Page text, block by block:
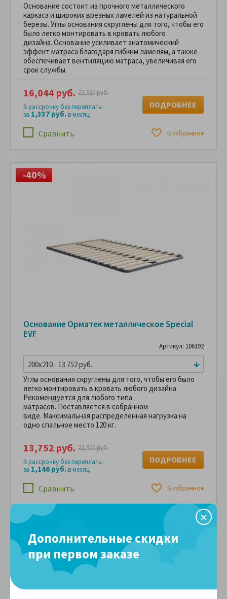
Основание состоит из прочного металлического
каркаса и широких врезных ламелей из натуральной
березы. Углы основания скруглены для того, чтобы его
было легко монтировать в кровать любого
дизайна. Основание усиливает анатомический
эффект матраса благодаря гибким ламелям, а также
обеспечивает вентиляцию матраса, увеличивая его
срок службы.
Сравнить В избранное
16,044 руб. 22,920 руб.
В рассрочку без переплаты
за 1,337 руб.в месяц
ПОДРОБНЕЕ
-40%
Основание Орматек металлическое Special
EVF
Артикул: 106192
200x210 - 13 752 руб.
Углы основания скруглены для того, чтобы его было
легко монтировать в кровать любого дизайна.
Рекомендуется для любого типа
матрасов. Поставляется в собранном
виде. Максимальная распределенная нагрузка на
одно спальное место 120 кг.
Сравнить В избранное
13,752 руб. 22,920 руб.
В рассрочку без переплаты
за 1,146 руб.в месяц
ПОДРОБНЕЕ
Дополнительные скидки
при первом заказе